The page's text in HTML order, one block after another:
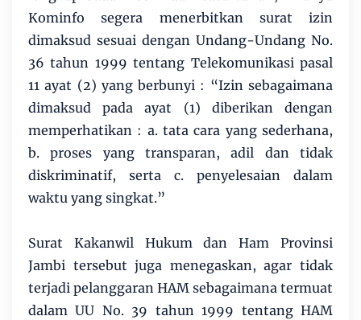
Kominfo segera menerbitkan surat izin
dimaksud sesuai dengan Undang-Undang No.
36 tahun 1999 tentang Telekomunikasi pasal
11 ayat (2) yang berbunyi : “Izin sebagaimana
dimaksud pada ayat (1) diberikan dengan
memperhatikan : a. tata cara yang sederhana,
b. proses yang transparan, adil dan tidak
diskriminatif, serta c. penyelesaian dalam
waktu yang singkat.”
Surat Kakanwil Hukum dan Ham Provinsi
Jambi tersebut juga menegaskan, agar tidak
terjadi pelanggaran HAM sebagaimana termuat
dalam UU No. 39 tahun 1999 tentang HAM